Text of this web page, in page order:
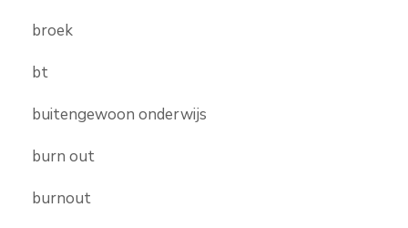
broek
bt
buitengewoon onderwijs
burn out
burnout